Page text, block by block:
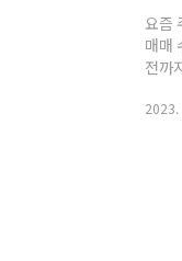
요즘
매매
전까
중에
차
2023.